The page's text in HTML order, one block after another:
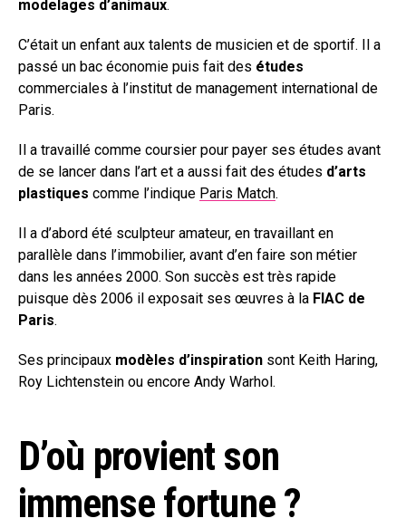
modelages d’animaux.
C’était un enfant aux talents de musicien et de sportif. Il a
passé un bac économie puis fait des études
commerciales à l’institut de management international de
Paris.
Il a travaillé comme coursier pour payer ses études avant
de se lancer dans l’art et a aussi fait des études d’arts
plastiques comme l’indique Paris Match.
Il a d’abord été sculpteur amateur, en travaillant en
parallèle dans l’immobilier, avant d’en faire son métier
dans les années 2000. Son succès est très rapide
puisque dès 2006 il exposait ses œuvres à la FIAC de
Paris.
Ses principaux modèles d’inspiration sont Keith Haring,
Roy Lichtenstein ou encore Andy Warhol.
D’où provient son
immense fortune ?